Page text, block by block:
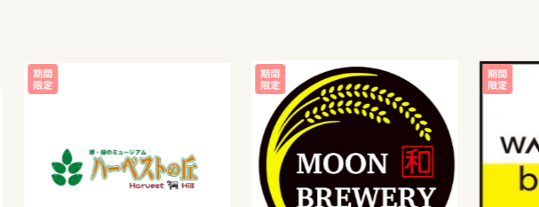
エポスカード優待割引・加算ポイント レシート
表記の廃止について
海外からのお客さま向け各提携カード等割引中
マルイのネット通販「マルイウェブチャネル」
はこちら